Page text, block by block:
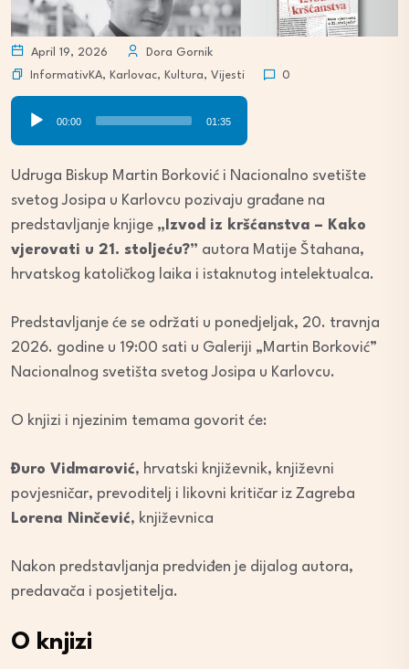
April 19, 2026
Dora Gornik
InformativKA, Karlovac, Kultura, Vijesti 0
00:00 01:35
Udruga Biskup Martin Borković i Nacionalno svetište
svetog Josipa u Karlovcu pozivaju građane na
predstavljanje knjige „Izvod iz kršćanstva – Kako
vjerovati u 21. stoljeću?” autora Matije Štahana,
hrvatskog katoličkog laika i istaknutog intelektualca.
Predstavljanje će se održati u ponedjeljak, 20. travnja
2026. godine u 19:00 sati u Galeriji „Martin Borković”
Nacionalnog svetišta svetog Josipa u Karlovcu.
O knjizi i njezinim temama govorit će:
Đuro Vidmarović, hrvatski književnik, književni
povjesničar, prevoditelj i likovni kritičar iz Zagreba
Lorena Ninčević, književnica
Nakon predstavljanja predviđen je dijalog autora,
predavača i posjetitelja.
O knjizi